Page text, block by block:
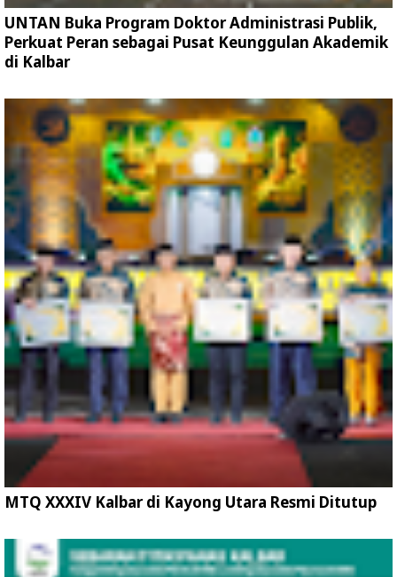
UNTAN Buka Program Doktor Administrasi Publik,
Perkuat Peran sebagai Pusat Keunggulan Akademik
di Kalbar
MTQ XXXIV Kalbar di Kayong Utara Resmi Ditutup